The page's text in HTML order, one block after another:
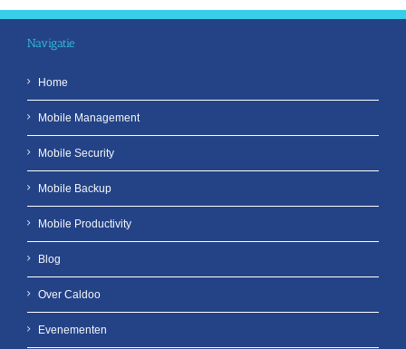
Navigatie
Home
Mobile Management
Mobile Security
Mobile Backup
Mobile Productivity
Blog
Over Caldoo
Evenementen